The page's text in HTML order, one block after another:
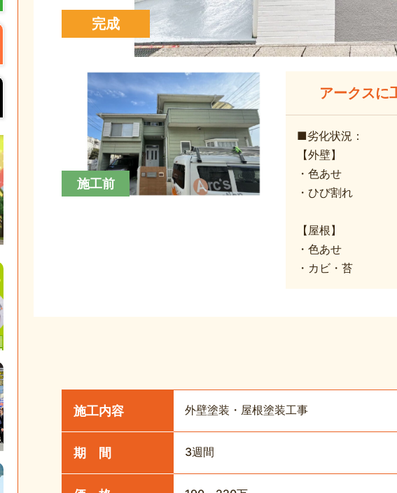
完成
施工前
アークスに
■劣化状況：
【外壁】
・色あせ
・ひび割れ
【屋根】
・色あせ
・カビ・苔
施工内容 外壁塗装・屋根塗装工事
期 間 3週間